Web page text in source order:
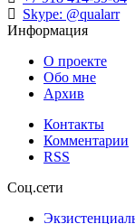
Skype: @qualarr
Информация
О проекте
Обо мне
Архив
Контакты
Комментарии
RSS
Соц.сети